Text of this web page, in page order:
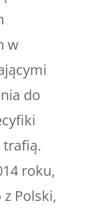
w
do
roku,
Polski,